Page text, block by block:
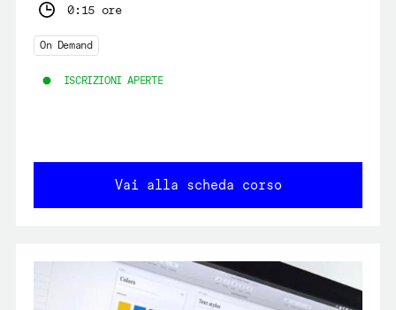
0:15 ore
On Demand
ISCRIZIONI APERTE
Vai alla scheda corso